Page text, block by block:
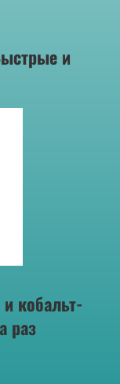
и
кобальт-
раз